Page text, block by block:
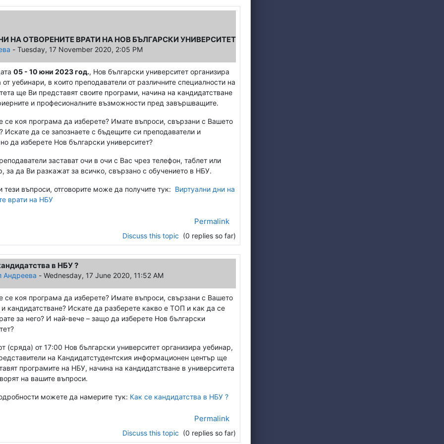
НА ОТВОРЕНИТЕ ВРАТИ НА НОВ БЪЛГАРСКИ УНИВЕРСИТЕТ
- Tuesday, 17 November 2020, 2:05 PM
05 - 10 юни 2023год., Нов български университет организира
уебинари, в които преподаватели от различните специалности на
ще Ви представят своите програми, начина на кандидатстване
и професионалните възможности пред завършващите.
се коя програма да изберете? Имате въпроси, свързани с Вашето
Искате да се запознаете с бъдещите си преподаватели и
да изберете Нов български университет?
застават очи в очи с Вас чрез телефон, таблет или
за да Ви разкажат за всичко, свързано с обучението в НБУ.
тези въпроси, отговорите може да получите тук: Виртуални дни на
врати на НБУ
Permalink
Discuss this topic (0 replies so far)
в НБУ ?
Андреева - Wednesday, 17 June 2020, 11:52 AM
се коя програма да изберете? Имате въпроси, свързани с Вашето
кандидатстване? Искате да разберете какво е ТОП и как да се
за него? И най-вече – защо да изберете Нов български
(сряда) от 17:00 Нов български университет организира уебинар,
на Кандидатстудентския информационен център ще
програмите на НБУ, начина на кандидатстване в университета
на вашите въпроси.
можете да намерите тук: Как се кандидатства в НБУ ?
Permalink
Discuss this topic (0 replies so far)